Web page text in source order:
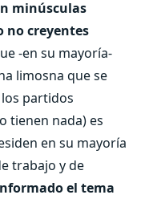
minúsculas
no creyentes
-en su mayoría-
limosna que se
partidos
tienen nada) es
en su mayoría
trabajo y de
el tema